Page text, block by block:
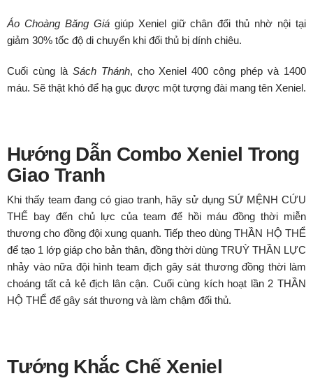
Áo Choàng Băng Giágiúp Xeniel giữ chân đổi thủ nhờ nội tại
giảm 30% tốc độ di chuyển khi đối thủ bị dính chiêu.
Cuối cùng là Sách Thánh, cho Xeniel 400 công phép và 1400
máu. Sẽ thật khó để hạ gục được một tượng đài mang tên Xeniel.
Hướng Dẫn Combo Xeniel Trong
Giao Tranh
Khi thấy team đang có giao tranh, hãy sử dụng SỨ MỆNH CỨU
THẾ bay đến chủ lực của team để hồi máu đồng thời miễn
thương cho đồng đội xung quanh. Tiếp theo dùng THẦN HỘ THỂ
để tạo 1 lớp giáp cho bản thân, đồng thời dùng TRUỲ THẦN LỰC
nhảy vào nữa đội hình team địch gây sát thương đồng thời làm
choáng tất cả kẻ địch lân cận. Cuối cùng kích hoạt lần 2 THẦN
HỘ THỂ để gây sát thương và làm chậm đối thủ.
Tướng Khắc Chế Xeniel